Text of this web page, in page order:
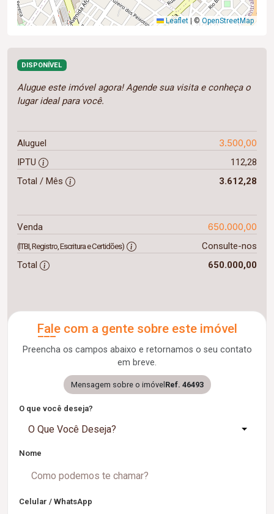
Leaflet |© OpenStreetMap
DISPONÍVEL
Alugue este imóvel agora! Agende sua visita e conheça o
lugar ideal para você.
Aluguel 3.500,00
IPTU
112,28
Total / Mês
3.612,28
Venda 650.000,00
(ITBI, Registro, Escritura e Certidões)
Consulte-nos
Total
650.000,00
Fale com a gente sobre este imóvel
Preencha os campos abaixo e retornamos o seu contato
em breve.
Mensagem sobre o imóvel Ref. 46493
O que você deseja?
O Que Você Deseja?
Nome
Celular / WhatsApp